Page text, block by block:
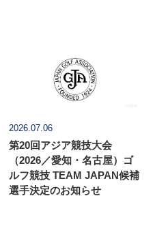
2026.07.06
第20回アジア競技大会
（2026／愛知・名古屋）ゴ
ルフ競技 TEAM JAPAN候補
選手決定のお知らせ